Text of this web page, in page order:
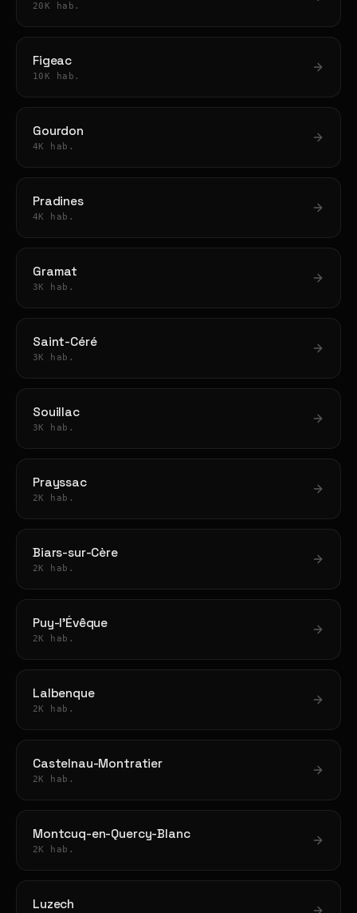
20K hab.
Figeac
10K hab.
Gourdon
4K hab.
Pradines
4K hab.
Gramat
3K hab.
Saint-Céré
3K hab.
Souillac
3K hab.
Prayssac
2K hab.
Biars-sur-Cère
2K hab.
Puy-l'Évêque
2K hab.
Lalbenque
2K hab.
Castelnau-Montratier
2K hab.
Montcuq-en-Quercy-Blanc
2K hab.
Luzech